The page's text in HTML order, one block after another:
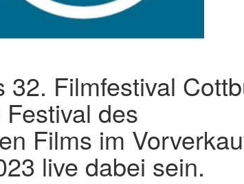
32. Filmfestival
des
Films im
live dabei sein.